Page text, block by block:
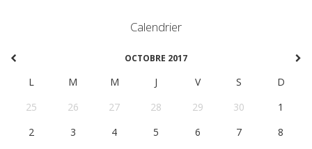
Calendrier
OCTOBRE 2017
L M M J V S
D
25
26 27 28 29 30
1
2
3 4 5 6 7
8